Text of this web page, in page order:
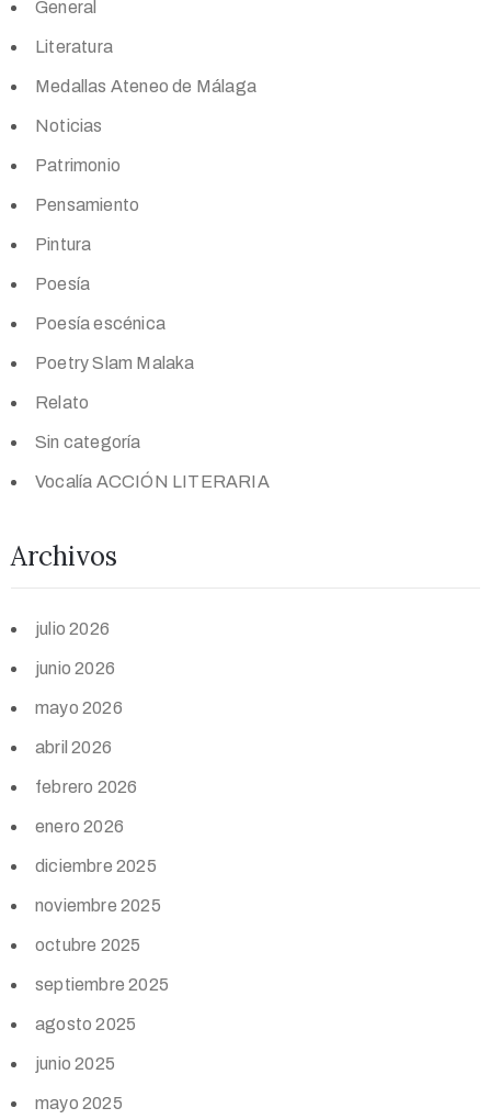
General
Literatura
Medallas Ateneo de Málaga
Noticias
Patrimonio
Pensamiento
Pintura
Poesía
Poesía escénica
Poetry Slam Malaka
Relato
Sin categoría
Vocalía ACCIÓN LITERARIA
Archivos
julio 2026
junio 2026
mayo 2026
abril 2026
febrero 2026
enero 2026
diciembre 2025
noviembre 2025
octubre 2025
septiembre 2025
agosto 2025
junio 2025
mayo 2025